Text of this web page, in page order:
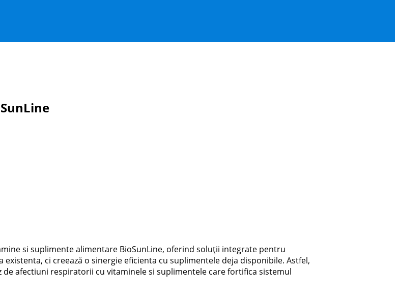
si suplimente alimentare BioSunLine, oferind soluții integrate pentru
ci creează o sinergie eficienta cu suplimentele deja disponibile. Astfel,
afectiuni respiratorii cu vitaminele si suplimentele care fortifica sistemul